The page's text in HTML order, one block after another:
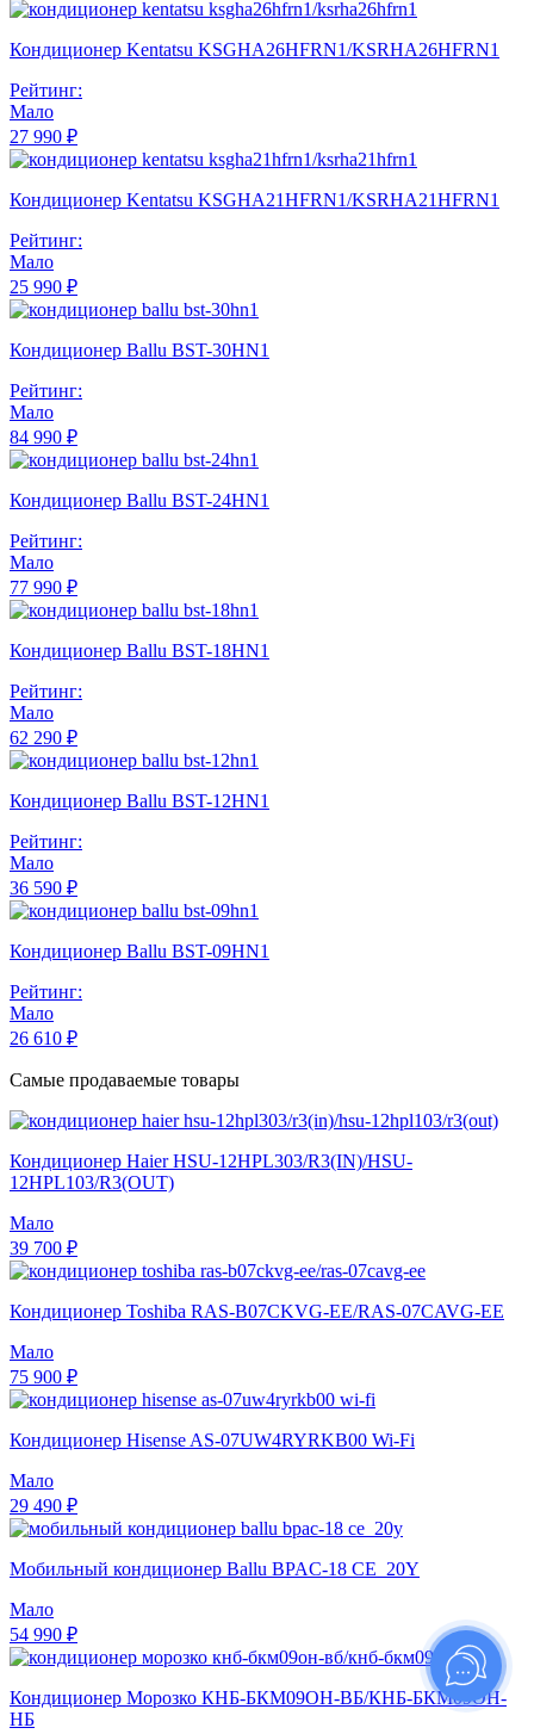
Кондиционер Kentatsu KSGHA26HFRN1/KSRHA26HFRN1
Рейтинг:
Мало
27 990 ₽
Кондиционер Kentatsu KSGHA21HFRN1/KSRHA21HFRN1
Рейтинг:
Мало
25 990 ₽
Кондиционер Ballu BST-30HN1
Рейтинг:
Мало
84 990 ₽
Кондиционер Ballu BST-24HN1
Рейтинг:
Мало
77 990 ₽
Кондиционер Ballu BST-18HN1
Рейтинг:
Мало
62 290 ₽
Кондиционер Ballu BST-12HN1
Рейтинг:
Мало
36 590 ₽
Кондиционер Ballu BST-09HN1
Рейтинг:
Мало
26 610 ₽
Самые продаваемые товары
Кондиционер Haier HSU-12HPL303/R3(IN)/HSU-
12HPL103/R3(OUT)
Мало
39 700 ₽
Кондиционер Toshiba RAS-B07CKVG-EE/RAS-07CAVG-EE
Мало
75 900 ₽
Кондиционер Hisense AS-07UW4RYRKB00 Wi-Fi
Мало
29 490 ₽
Мобильный кондиционер Ballu BPAC-18 CE_20Y
Мало
54 990 ₽
Кондиционер Морозко КНБ-БКМ09ОН-ВБ/КНБ-БКМ09ОН-
НБ